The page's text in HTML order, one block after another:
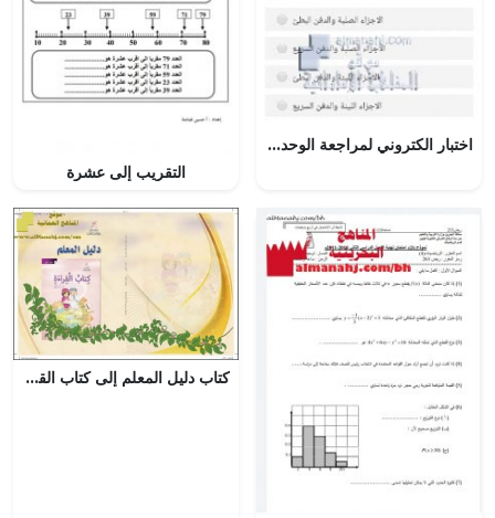
اختبار الكتروني لمراجعة الوحدة العاشرة أدلة ماضي كوكب الأرض, (علوم) الثامن
التقريب إلى عشرة
كتاب دليل المعلم إلى كتاب القراءة (الجزء الثاني) (لغة عربية) الأول